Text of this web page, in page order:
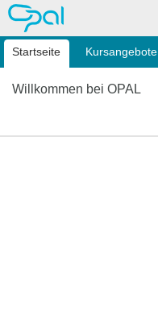
OPAL
Startseite Kursangebote
Willkommen bei OPAL